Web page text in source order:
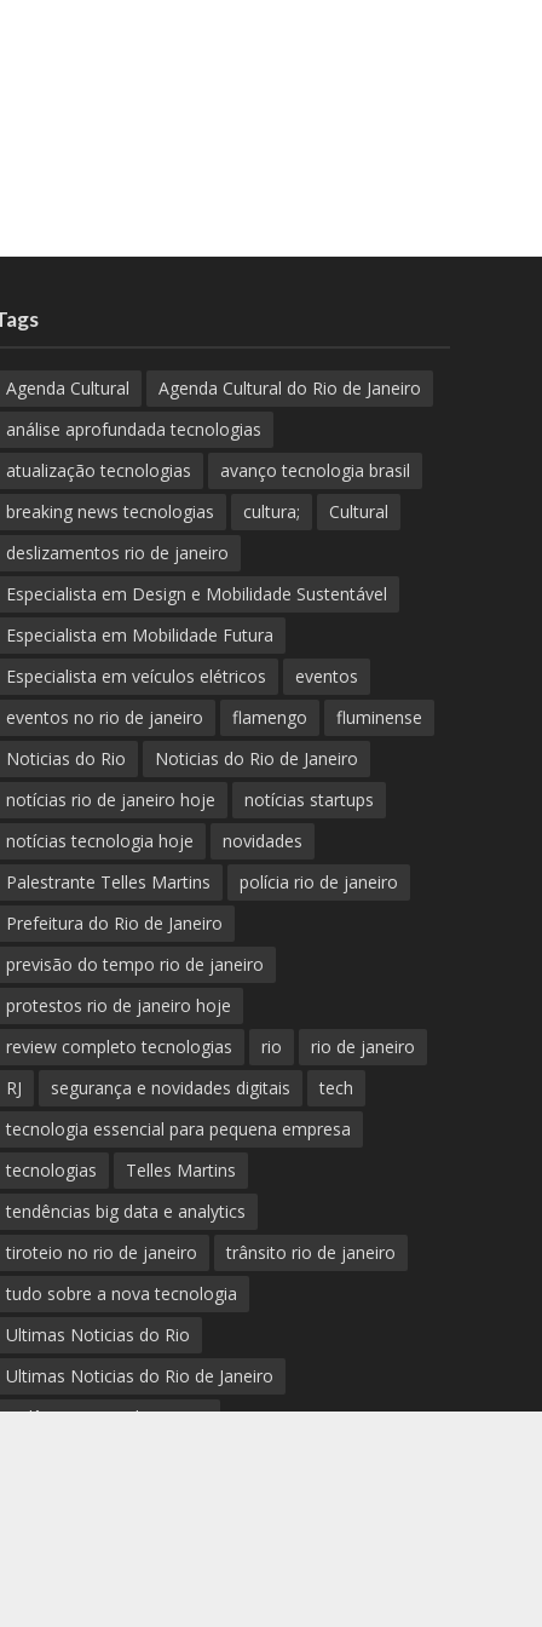
Agenda Cultural
Agenda Cultural do Rio de Janeiro
análise aprofundada tecnologias
atualização tecnologias
avanço tecnologia brasil
breaking news tecnologias
cultura;
Cultural
deslizamentos rio de janeiro
Especialista em Design e Mobilidade Sustentável
Especialista em Mobilidade Futura
Especialista em veículos elétricos
eventos
eventos no rio de janeiro
flamengo
fluminense
Noticias do Rio
Noticias do Rio de Janeiro
notícias rio de janeiro hoje
notícias startups
notícias tecnologia hoje
novidades
Palestrante Telles Martins
polícia rio de janeiro
Prefeitura do Rio de Janeiro
previsão do tempo rio de janeiro
protestos rio de janeiro hoje
review completo tecnologias
rio
rio de janeiro
RJ
segurança e novidades digitais
tech
tecnologia essencial para pequena empresa
tecnologias
Telles Martins
tendências big data e analytics
tiroteio no rio de janeiro
trânsito rio de janeiro
tudo sobre a nova tecnologia
Ultimas Noticias do Rio
Ultimas Noticias do Rio de Janeiro
violência no rio de janeiro